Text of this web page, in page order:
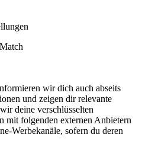
wir dich auch abseits
und zeigen dir relevante
deine verschlüsselten
mit folgenden externen Anbietern
Werbekanäle, sofern du deren